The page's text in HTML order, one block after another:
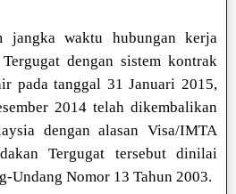
jangka waktu hubungan kerja
dengan sistem kontrak
pada tanggal 31 Januari 2015,
2014 telah dikembalikan
dengan alasan Visa/IMTA
Tergugat tersebut dinilai
Undang Nomor 13 Tahun 2003.